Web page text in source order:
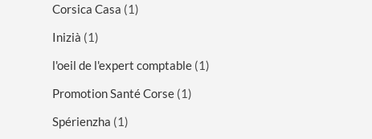
Corsica Casa (1)
Inizià (1)
l'oeil de l'expert comptable (1)
Promotion Santé Corse (1)
Spérienzha (1)